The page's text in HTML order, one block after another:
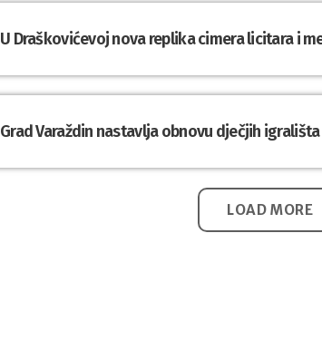
U Draškovićevoj nova replika cimera licitara i
Grad Varaždin nastavlja obnovu dječjih
LOAD MORE